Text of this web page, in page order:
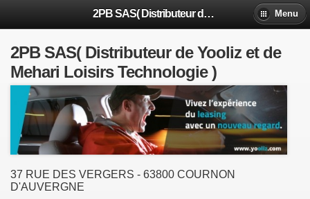
2PB SAS( Distributeur de Yooliz et de Mehari Loisirs Technologie ) Menu
2PB SAS( Distributeur de Yooliz et de
Mehari Loisirs Technologie )
37 RUE DES VERGERS - 63800 COURNON
D'AUVERGNE